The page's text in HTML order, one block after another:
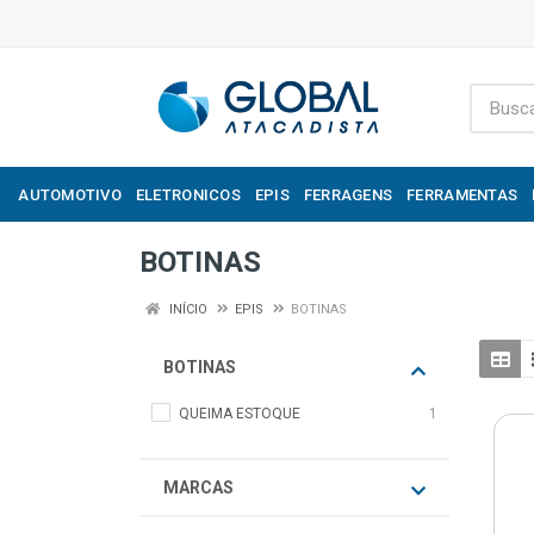
AUTOMOTIVO ELETRONICOS EPIS FERRAGENS FERRAMENTAS
BOTINAS
INÍCIO EPIS BOTINAS
BOTINAS
QUEIMA ESTOQUE 1
MARCAS